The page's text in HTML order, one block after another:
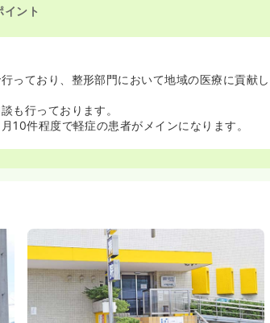
ント
っており、整形部門において地域の医療に貢献し
も行っております。
10件程度で軽症の患者がメインになります。